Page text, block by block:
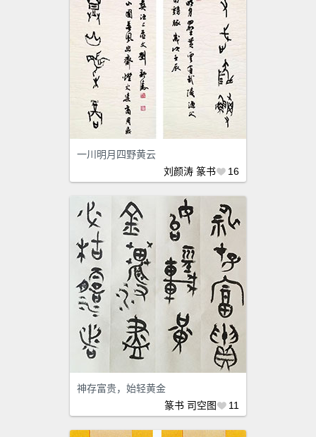
一川明月四野黄云
刘颜涛 篆书 16
神存富贵，始轻黄金
篆书 司空图 11